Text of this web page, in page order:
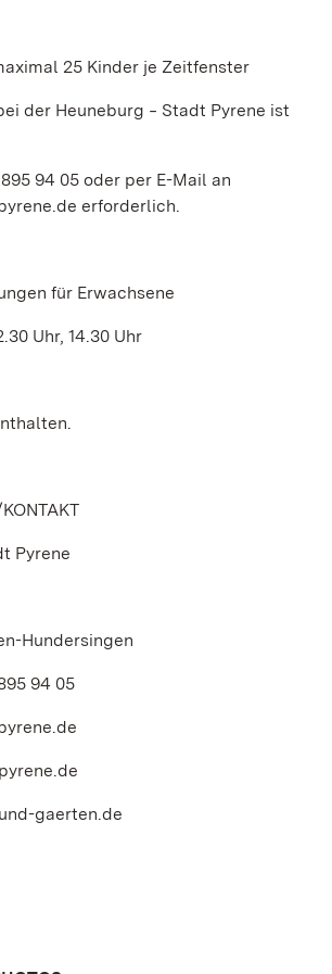
25 Kinder je Zeitfenster
der Heuneburg ‒ Stadt Pyrene ist
94 05 oder per E-Mail an
erforderlich.
für Erwachsene
Uhr, 14.30 Uhr
Pyrene
Hundersingen
94 05
gaerten.de